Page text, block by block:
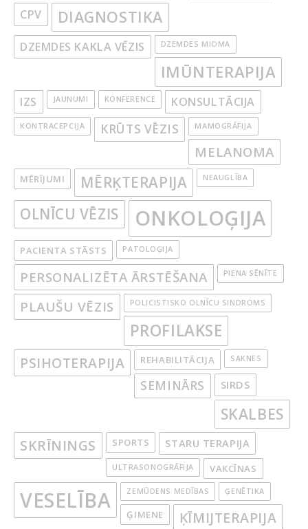
CPV DIAGNOSTIKA
DZEMDES KAKLA VĒZIS DZEMDES MIOMA
IMŪNTERAPIJA
IZS JAUNUMI KONFERENCE KONSULTĀCIJA
KONTRACEPCIJA KRŪTS VĒZIS MAMOGRĀFIJA
MELANOMA
MĒRĪJUMI MĒRĶTERAPIJA NEAUGLĪBA
OLNĪCU VĒZIS ONKOLOĢIJA
PACIENTA STĀSTS PATOLOĢIJA
PERSONALIZĒTA ĀRSTĒŠANA PIENA SĒNĪTE
PLAUŠU VĒZIS POLICISTISKO OLNĪCU SINDROMS
PROFILAKSE
PSIHOTERAPIJA REHABILITĀCIJA SAKNES
SEMINĀRS SIRDS
SKALBES
SKRĪNINGS SPORTS STARU TERAPIJA
ULTRASONOGRĀFIJA VAKCĪNAS
VESELĪBA ZEMŪDENS MEDĪBAS ĢENĒTIKA
ĢIMENE ĶĪMIJTERAPIJA